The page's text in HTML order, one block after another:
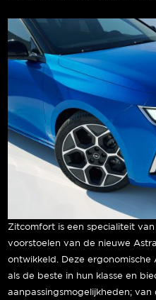
Zitcomfort is een specialiteit
voorstoelen van de nieuwe
ontwikkeld. Deze ergonomische
als de beste in hun klasse en
aanpassingsmogelijkheden;